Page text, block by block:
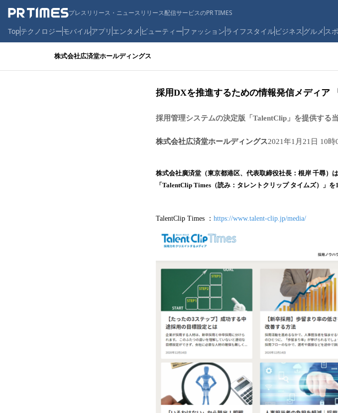
プレスリリース・ニュースリリース配信サービスのPR TIMES
Topテクノロジーモバイルアプリ エンタメ ビューティーファッションライフスタイルビジネス グルメ ス
株式会社広済堂ホールディングス
採用DXを推進するための情報発信メディア
採用管理システムの決定版「TalentClip」を提供する
株式会社広済堂ホールディングス2021年1月21日 10時
株式会社廣済堂（東京都港区、代表取締役社長：根岸 千尋）
「TalentClip Times（読み：タレントクリップ タイムズ）」を
TalentClip Times ： https://www.talent-clip.jp/media/